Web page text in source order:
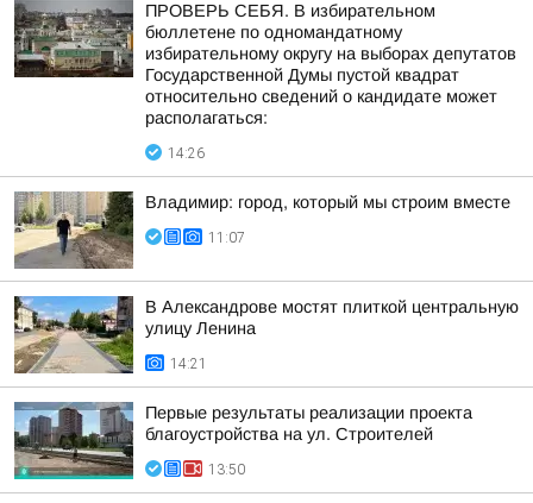
ПРОВЕРЬ СЕБЯ. В избирательном
бюллетене по одномандатному
избирательному округу на выборах депутатов
Государственной Думы пустой квадрат
относительно сведений о кандидате может
располагаться:
14:26
Владимир: город, который мы строим вместе
11:07
В Александрове мостят плиткой центральную
улицу Ленина
14:21
Первые результаты реализации проекта
благоустройства на ул. Строителей
13:50